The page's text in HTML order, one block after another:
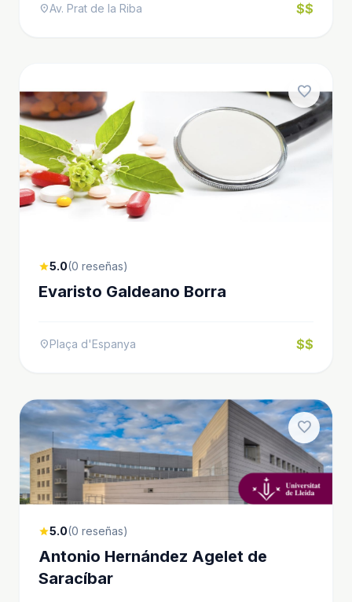
location_onAv. Prat de la Riba $$
favorite
star5.0(0 reseñas)
Evaristo Galdeano Borra
location_onPlaça d'Espanya $$
favorite
star5.0(0 reseñas)
Antonio Hernández Agelet de
Saracíbar